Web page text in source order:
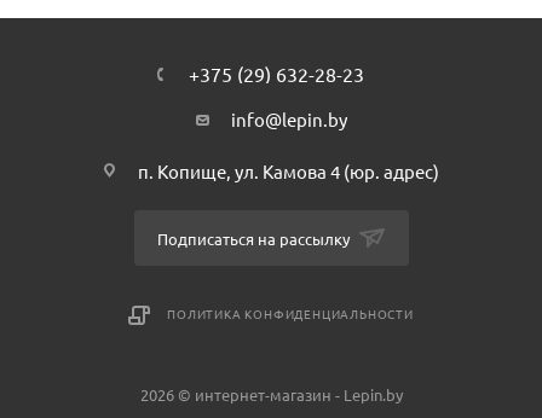
улыбнуться в камеру! Когда надоест кататься на
американских горках, перестрой набор и продолжи свои
нервы аттракционе «Гонки скелетов» или попробуй
+375 (29) 632-28-23
info@lepin.by
п. Копище, ул. Камова 4 (юр. адрес)
Подписаться на рассылку
ПОЛИТИКА КОНФИДЕНЦИАЛЬНОСТИ
2026 © интернет-магазин - Lepin.by